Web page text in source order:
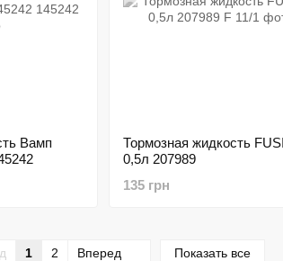
Вамп
Тормозная жидкость
0,5л 207989
135 грн
1 2 Вперед Показать все